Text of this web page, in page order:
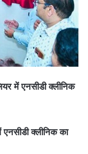
में एनसीडी क्लीनिक
क्लीनिक का